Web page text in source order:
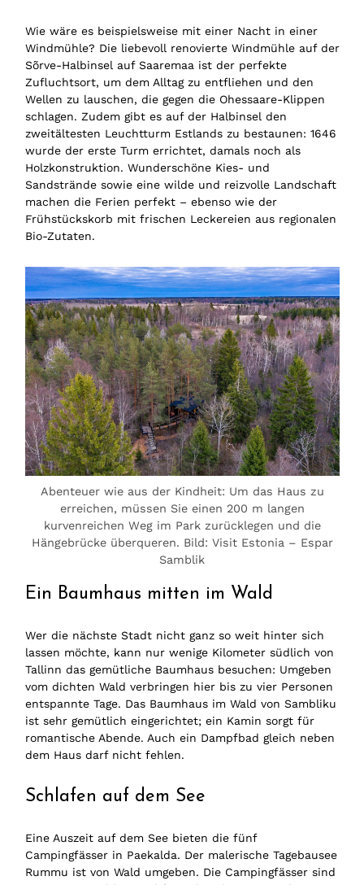
Wie wäre es beispielsweise mit einer Nacht in einer
Windmühle? Die liebevoll renovierte Windmühle auf der
Sõrve-Halbinsel auf Saaremaa ist der perfekte
Zufluchtsort, um dem Alltag zu entfliehen und den
Wellen zu lauschen, die gegen die Ohessaare-Klippen
schlagen. Zudem gibt es auf der Halbinsel den
zweitältesten Leuchtturm Estlands zu bestaunen: 1646
wurde der erste Turm errichtet, damals noch als
Holzkonstruktion. Wunderschöne Kies- und
Sandstrände sowie eine wilde und reizvolle Landschaft
machen die Ferien perfekt – ebenso wie der
Frühstückskorb mit frischen Leckereien aus regionalen
Bio-Zutaten.
Abenteuer wie aus der Kindheit: Um das Haus zu
erreichen, müssen Sie einen 200 m langen
kurvenreichen Weg im Park zurücklegen und die
Hängebrücke überqueren. Bild: Visit Estonia – Espar
Samblik
Ein Baumhaus mitten im Wald
Wer die nächste Stadt nicht ganz so weit hinter sich
lassen möchte, kann nur wenige Kilometer südlich von
Tallinn das gemütliche Baumhaus besuchen: Umgeben
vom dichten Wald verbringen hier bis zu vier Personen
entspannte Tage. Das Baumhaus im Wald von Sambliku
ist sehr gemütlich eingerichtet; ein Kamin sorgt für
romantische Abende. Auch ein Dampfbad gleich neben
dem Haus darf nicht fehlen.
Schlafen auf dem See
Eine Auszeit auf dem See bieten die fünf
Campingfässer in Paekalda. Der malerische Tagebausee
Rummu ist von Wald umgeben. Die Campingfässer sind